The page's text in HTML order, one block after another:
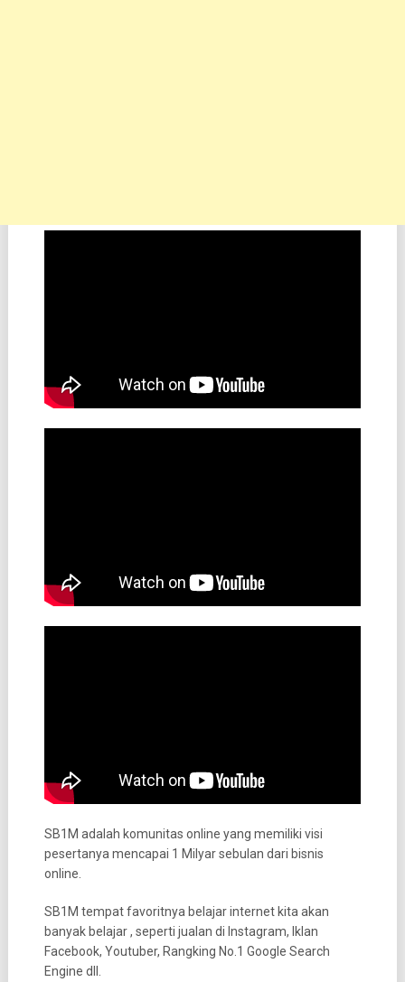
SB1M adalah komunitas online yang memiliki visi
pesertanya mencapai 1 Milyar sebulan dari bisnis
online.
SB1M tempat favoritnya belajar internet kita akan
banyak belajar , seperti jualan di Instagram, Iklan
Facebook, Youtuber, Rangking No.1 Google Search
Engine dll.